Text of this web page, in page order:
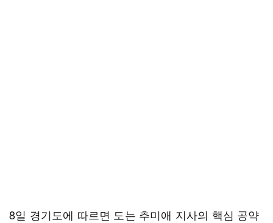
8일 경기도에 따르면 도는 추미애 지사의 핵심 공약